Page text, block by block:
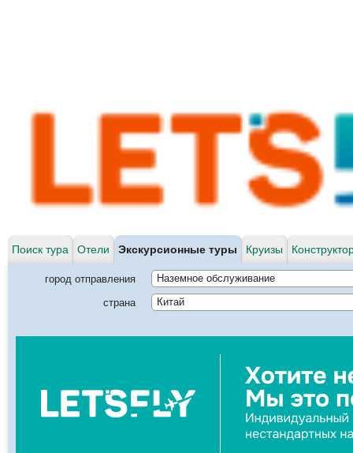
Поиск тура Отели Экскурсионные туры Круизы
город отправления
Наземное обслуживание
страна
Китай